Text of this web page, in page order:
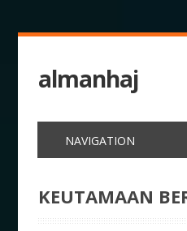
almanhaj
KEUTAMAAN